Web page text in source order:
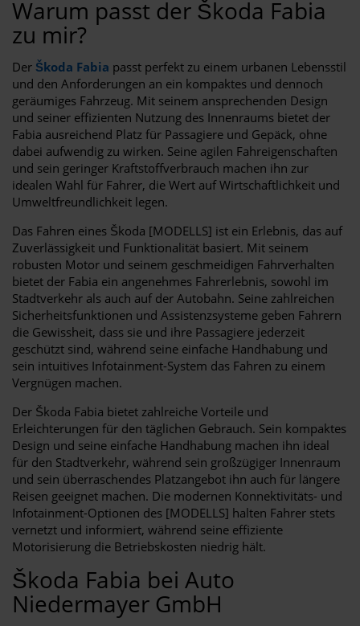
Warum passt der Škoda Fabia
zu mir?
Der Škoda Fabia passt perfekt zu einem urbanen Lebensstil
und den Anforderungen an ein kompaktes und dennoch
geräumiges Fahrzeug. Mit seinem ansprechenden Design
und seiner effizienten Nutzung des Innenraums bietet der
Fabia ausreichend Platz für Passagiere und Gepäck, ohne
dabei aufwendig zu wirken. Seine agilen Fahreigenschaften
und sein geringer Kraftstoffverbrauch machen ihn zur
idealen Wahl für Fahrer, die Wert auf Wirtschaftlichkeit und
Umweltfreundlichkeit legen.
Das Fahren eines Škoda [MODELLS] ist ein Erlebnis, das auf
Zuverlässigkeit und Funktionalität basiert. Mit seinem
robusten Motor und seinem geschmeidigen Fahrverhalten
bietet der Fabia ein angenehmes Fahrerlebnis, sowohl im
Stadtverkehr als auch auf der Autobahn. Seine zahlreichen
Sicherheitsfunktionen und Assistenzsysteme geben Fahrern
die Gewissheit, dass sie und ihre Passagiere jederzeit
geschützt sind, während seine einfache Handhabung und
sein intuitives Infotainment-System das Fahren zu einem
Vergnügen machen.
Der Škoda Fabia bietet zahlreiche Vorteile und
Erleichterungen für den täglichen Gebrauch. Sein kompaktes
Design und seine einfache Handhabung machen ihn ideal
für den Stadtverkehr, während sein großzügiger Innenraum
und sein überraschendes Platzangebot ihn auch für längere
Reisen geeignet machen. Die modernen Konnektivitäts- und
Infotainment-Optionen des [MODELLS] halten Fahrer stets
vernetzt und informiert, während seine effiziente
Motorisierung die Betriebskosten niedrig hält.
Škoda Fabia bei Auto
Niedermayer GmbH